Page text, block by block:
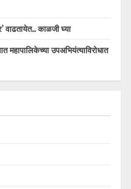
वाढतायेत.. काळजी घ्या
उपअभियंत्याविरोधात